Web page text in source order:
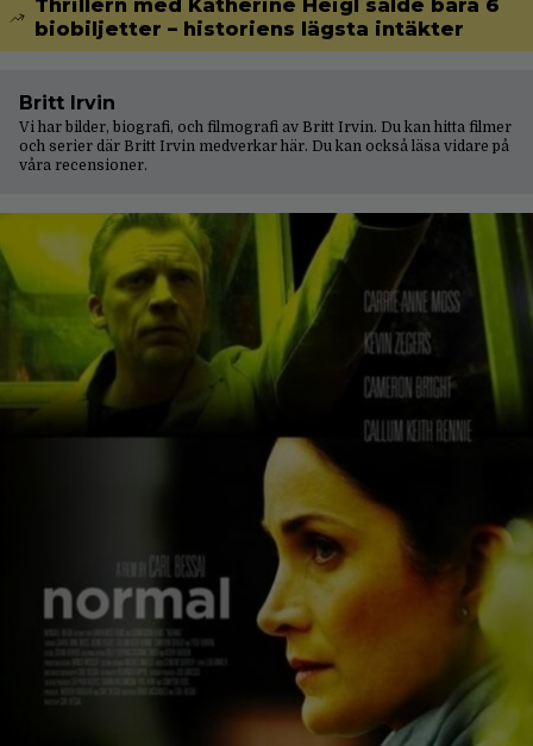
Thrillern med Katherine Heigl sålde bara 6
biobiljetter – historiens lägsta intäkter
Britt Irvin
Vi har bilder, biografi, och filmografi av Britt Irvin. Du kan hitta filmer
och serier där Britt Irvin medverkar här. Du kan också läsa vidare på
våra recensioner.